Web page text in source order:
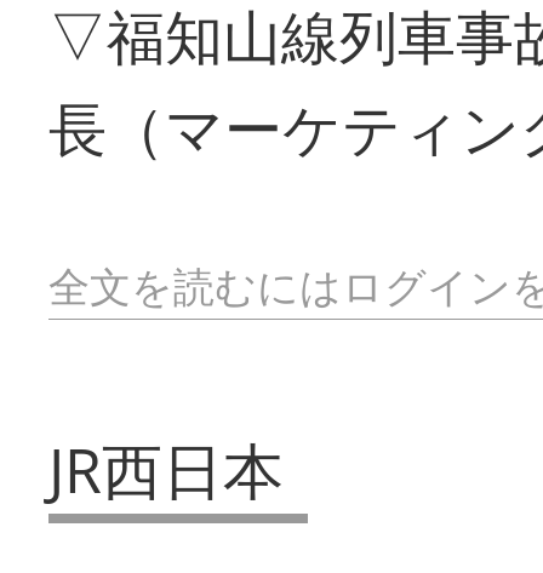
▽福知山線列車事
長（マーケティン
全文を読むにはログイン
JR西日本